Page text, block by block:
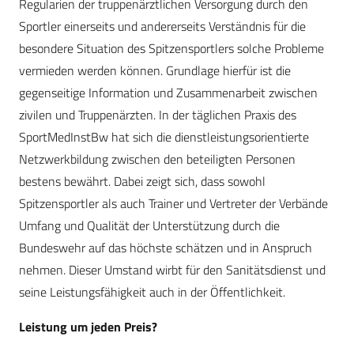
Regularien der truppenärztlichen Versorgung durch den
Sportler einerseits und andererseits Verständnis für die
besondere Situation des Spitzensportlers solche Probleme
vermieden werden können. Grundlage hierfür ist die
gegenseitige Information und Zusammenarbeit zwischen
zivilen und Truppenärzten. In der täglichen Praxis des
SportMedInstBw hat sich die dienstleistungsorientierte
Netzwerkbildung zwischen den beteiligten Personen
bestens bewährt. Dabei zeigt sich, dass sowohl
Spitzensportler als auch Trainer und Vertreter der Verbände
Umfang und Qualität der Unterstützung durch die
Bundeswehr auf das höchste schätzen und in Anspruch
nehmen. Dieser Umstand wirbt für den Sanitätsdienst und
seine Leistungsfähigkeit auch in der Öffentlichkeit.
Leistung um jeden Preis?